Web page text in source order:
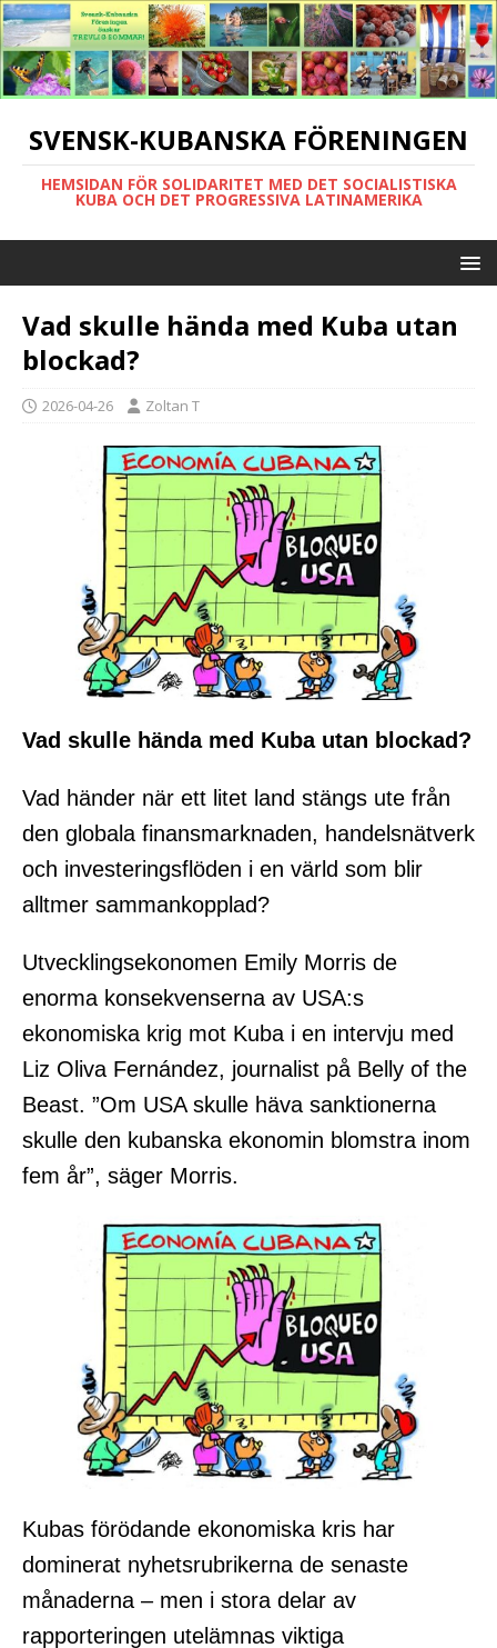
SVENSK-KUBANSKA FÖRENINGEN
HEMSIDAN FÖR SOLIDARITET MED DET SOCIALISTISKA
KUBA OCH DET PROGRESSIVA LATINAMERIKA
Vad skulle hända med Kuba utan
blockad?
2026-04-26 Zoltan T
Vad skulle hända med Kuba utan blockad?
Vad händer när ett litet land stängs ute från
den globala finansmarknaden, handelsnätverk
och investeringsflöden i en värld som blir
alltmer sammankopplad?
Utvecklingsekonomen Emily Morris de
enorma konsekvenserna av USA:s
ekonomiska krig mot Kuba i en intervju med
Liz Oliva Fernández, journalist på Belly of the
Beast. ”Om USA skulle häva sanktionerna
skulle den kubanska ekonomin blomstra inom
fem år”, säger Morris.
Kubas förödande ekonomiska kris har
dominerat nyhetsrubrikerna de senaste
månaderna – men i stora delar av
rapporteringen utelämnas viktiga